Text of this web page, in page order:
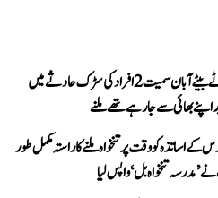
عتیق احمد کے چھوٹے بیٹے آبان سمیت 2 افراد کی سڑک حادثے میں
بھائی سے جا رہے تھے ملنے
اساتذہ کو وقت پر تنخواہ ملنے کا راستہ مکمل طور
’مدرسہ تنخواہ بل‘ واپس لیا